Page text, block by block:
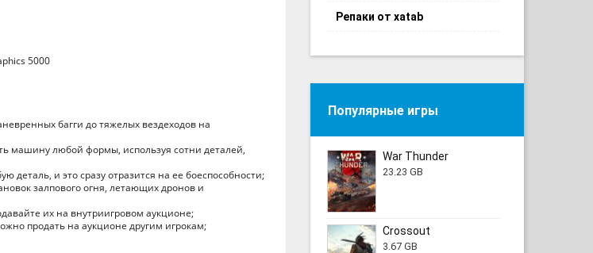
5000
багги до тяжелых вездеходов на
машину любой формы, используя сотни деталей,
и это сразу отразится на ее боеспособности;
залпового огня, летающих дронов и
их на внутриигровом аукционе;
продать на аукционе другим игрокам;
Репаки от xatab
Популярные игры
War Thunder
23.23 GB
Crossout
3.67 GB